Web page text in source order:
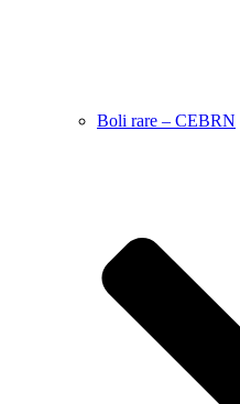
Boli rare – CEBRN